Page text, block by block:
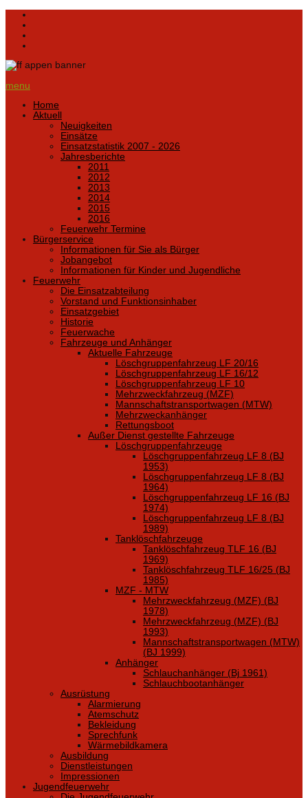
menu
Home
Aktuell
Neuigkeiten
Einsätze
Einsatzstatistik 2007 - 2026
Jahresberichte
2011
2012
2013
2014
2015
2016
Feuerwehr Termine
Bürgerservice
Informationen für Sie als Bürger
Jobangebot
Informationen für Kinder und Jugendliche
Feuerwehr
Die Einsatzabteilung
Vorstand und Funktionsinhaber
Einsatzgebiet
Historie
Feuerwache
Fahrzeuge und Anhänger
Aktuelle Fahrzeuge
Löschgruppenfahrzeug LF 20/16
Löschgruppenfahrzeug LF 16/12
Löschgruppenfahrzeug LF 10
Mehrzweckfahrzeug (MZF)
Mannschaftstransportwagen (MTW)
Mehrzweckanhänger
Rettungsboot
Außer Dienst gestellte Fahrzeuge
Löschgruppenfahrzeuge
Löschgruppenfahrzeug LF 8 (BJ
1953)
Löschgruppenfahrzeug LF 8 (BJ
1964)
Löschgruppenfahrzeug LF 16 (BJ
1974)
Löschgruppenfahrzeug LF 8 (BJ
1989)
Tanklöschfahrzeuge
Tanklöschfahrzeug TLF 16 (BJ
1969)
Tanklöschfahrzeug TLF 16/25 (BJ
1985)
MZF - MTW
Mehrzweckfahrzeug (MZF) (BJ
1978)
Mehrzweckfahrzeug (MZF) (BJ
1993)
Mannschaftstransportwagen (MTW)
(BJ 1999)
Anhänger
Schlauchanhänger (Bj 1961)
Schlauchbootanhänger
Ausrüstung
Alarmierung
Atemschutz
Bekleidung
Sprechfunk
Wärmebildkamera
Ausbildung
Dienstleistungen
Impressionen
Jugendfeuerwehr